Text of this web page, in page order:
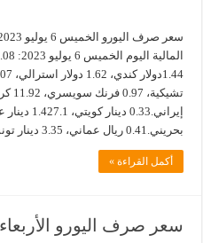
بحريني.0.41 ريال عماني، 3.35 دينار تونسي، …
أكمل القراءة »
سعر صرف اليورو الأربعاء 5 يوليو